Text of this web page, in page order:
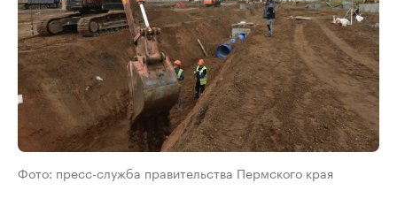
Фото: пресс-служба правительства Пермского края